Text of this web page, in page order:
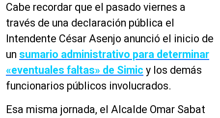
Cabe recordar que el pasado viernes a
través de una declaración pública el
Intendente César Asenjo anunció el inicio de
un sumario administrativo para determinar
«eventuales faltas» de Simic y los demás
funcionarios públicos involucrados.
Esa misma jornada, el Alcalde Omar Sabat